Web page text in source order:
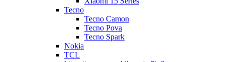
Tecno
Tecno Camon
Tecno Pova
Tecno Spark
Nokia
TCL